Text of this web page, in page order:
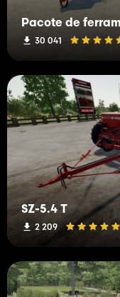
30 041
SZ-5.4 T
2 209